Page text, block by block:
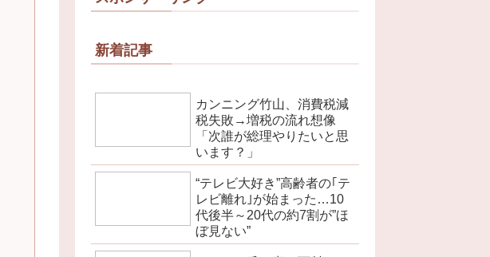
新着記事
カンニング竹山、消費税減
税失敗→増税の流れ想像
「次誰が総理やりたいと思
います？」
“テレビ大好き”高齢者の｢テ
レビ離れ｣が始まった…10
代後半～20代の約7割が”ほ
ぼ見ない”